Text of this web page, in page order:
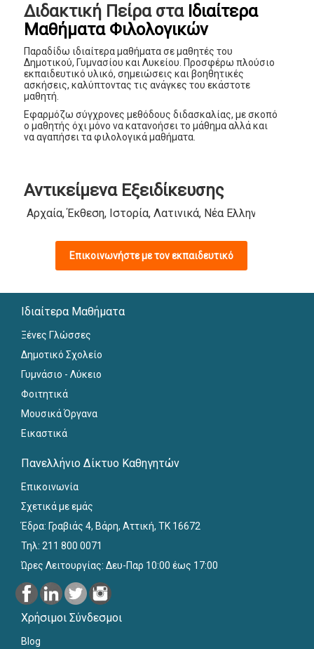
Διδακτική Πείρα στα Ιδιαίτερα
Μαθήματα Φιλολογικών
Παραδίδω ιδιαίτερα μαθήματα σε μαθητές του
Δημοτικού, Γυμνασίου και Λυκείου. Προσφέρω πλούσιο
εκπαιδευτικό υλικό, σημειώσεις και βοηθητικές
ασκήσεις, καλύπτοντας τις ανάγκες του εκάστοτε
μαθητή.
Εφαρμόζω σύγχρονες μεθόδους διδασκαλίας, με σκοπό
ο μαθητής όχι μόνο να κατανοήσει το μάθημα αλλά και
να αγαπήσει τα φιλολογικά μαθήματα.
Αντικείμενα Εξειδίκευσης
Αρχαία, Έκθεση, Ιστορία, Λατινικά, Νέα Ελληνικά
Επικοινωνήστε με τον εκπαιδευτικό
Ιδιαίτερα Μαθήματα
Ξένες Γλώσσες
Δημοτικό Σχολείο
Γυμνάσιο - Λύκειο
Φοιτητικά
Μουσικά Όργανα
Εικαστικά
Πανελλήνιο Δίκτυο Καθηγητών
Επικοινωνία
Σχετικά με εμάς
Έδρα: Γραβιάς 4, Βάρη, Αττική, ΤΚ 16672
Τηλ: 211 800 0071
Ώρες Λειτουργίας: Δευ-Παρ 10:00 έως 17:00
Χρήσιμοι Σύνδεσμοι
Blog